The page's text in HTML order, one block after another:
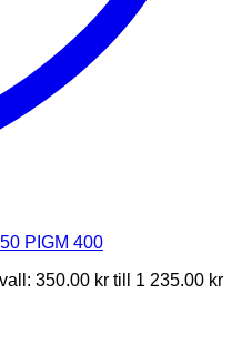
PIGM 400
350.00 kr till 1 235.00 kr